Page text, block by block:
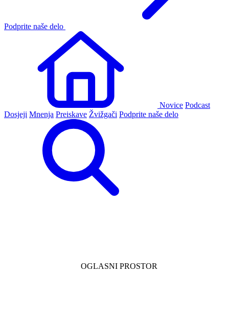
Podprite naše delo
Novice Podcast
Dosjeji Mnenja Preiskave Žvižgači Podprite naše delo